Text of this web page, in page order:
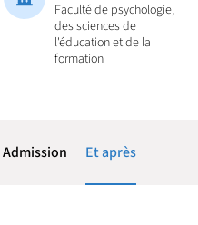
Faculté de psychologie,
des sciences de
l'éducation et de la
formation
Admission Et après